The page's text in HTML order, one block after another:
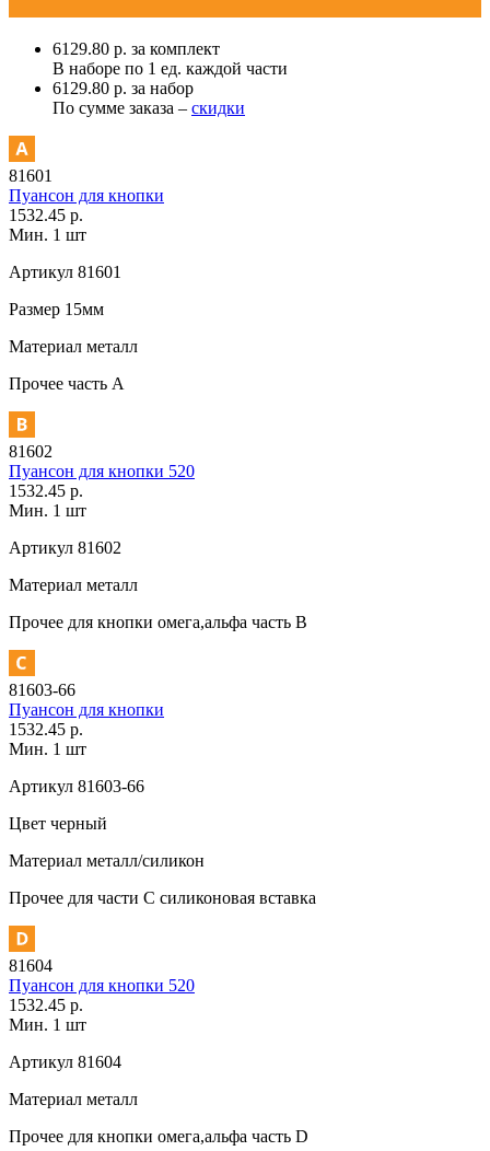
6129.80 р. за комплект
В наборе по 1 ед. каждой части
6129.80 р. за набор
По сумме заказа – скидки
81601
Пуансон для кнопки
1532.45 р.
Мин. 1 шт
Артикул 81601
Размер 15мм
Материал металл
Прочее часть A
81602
Пуансон для кнопки 520
1532.45 р.
Мин. 1 шт
Артикул 81602
Материал металл
Прочее для кнопки омега,альфа часть В
81603-66
Пуансон для кнопки
1532.45 р.
Мин. 1 шт
Артикул 81603-66
Цвет черный
Материал металл/силикон
Прочее для части C силиконовая вставка
81604
Пуансон для кнопки 520
1532.45 р.
Мин. 1 шт
Артикул 81604
Материал металл
Прочее для кнопки омега,альфа часть D